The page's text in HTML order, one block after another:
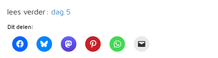
lees verder: dag 5
Dit delen: